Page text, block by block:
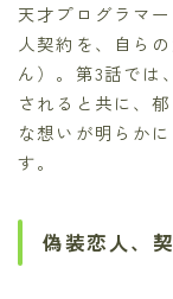
天才プログラマ
人契約を、自ら
ん）。第3話では
されると共に、
な想いが明らか
す。
偽装恋人、